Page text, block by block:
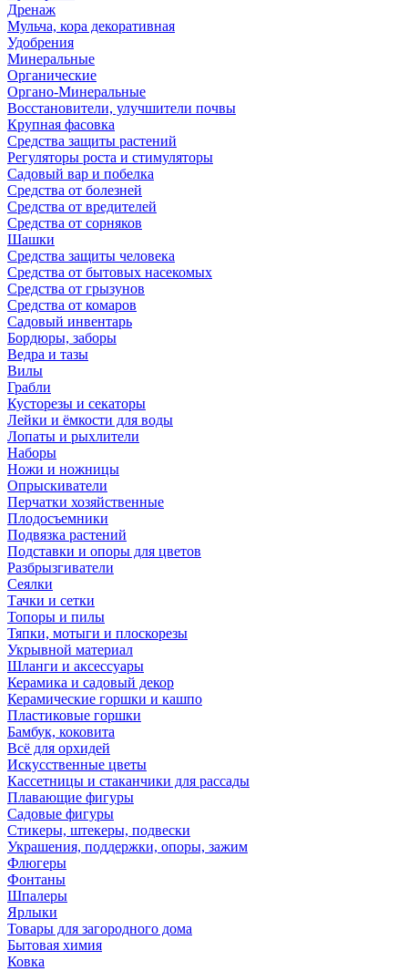
Дренаж
Мульча, кора декоративная
Удобрения
Минеральные
Органические
Органо-Минеральные
Восстановители, улучшители почвы
Крупная фасовка
Средства защиты растений
Регуляторы роста и стимуляторы
Садовый вар и побелка
Средства от болезней
Средства от вредителей
Средства от сорняков
Шашки
Средства защиты человека
Средства от бытовых насекомых
Средства от грызунов
Средства от комаров
Садовый инвентарь
Бордюры, заборы
Ведра и тазы
Вилы
Грабли
Кусторезы и секаторы
Лейки и ёмкости для воды
Лопаты и рыхлители
Наборы
Ножи и ножницы
Опрыскиватели
Перчатки хозяйственные
Плодосъемники
Подвязка растений
Подставки и опоры для цветов
Разбрызгиватели
Сеялки
Тачки и сетки
Топоры и пилы
Тяпки, мотыги и плоскорезы
Укрывной материал
Шланги и аксессуары
Керамика и садовый декор
Керамические горшки и кашпо
Пластиковые горшки
Бамбук, коковита
Всё для орхидей
Искусственные цветы
Кассетницы и стаканчики для рассады
Плавающие фигуры
Садовые фигуры
Стикеры, штекеры, подвески
Украшения, поддержки, опоры, зажим
Флюгеры
Фонтаны
Шпалеры
Ярлыки
Товары для загородного дома
Бытовая химия
Ковка